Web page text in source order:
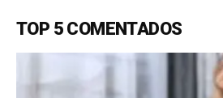
TOP 5 COMENTADOS